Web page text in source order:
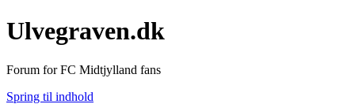
Ulvegraven.dk
Forum for FC Midtjylland fans
Spring til indhold